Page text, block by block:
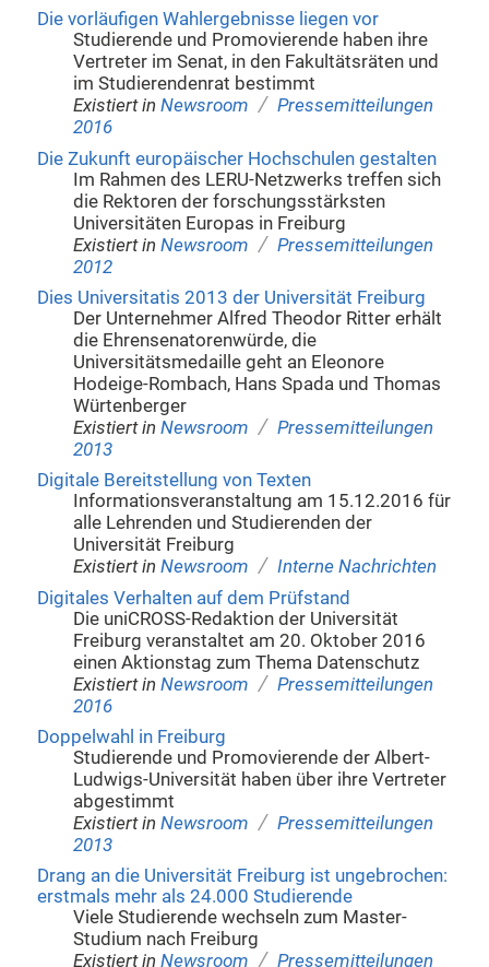
Die vorläufigen Wahlergebnisse liegen vor
Studierende und Promovierende haben ihre
Vertreter im Senat, in den Fakultätsräten und
im Studierendenrat bestimmt
Existiert in Newsroom / Pressemitteilungen
2016
Die Zukunft europäischer Hochschulen gestalten
Im Rahmen des LERU-Netzwerks treffen sich
die Rektoren der forschungsstärksten
Universitäten Europas in Freiburg
Existiert in Newsroom / Pressemitteilungen
2012
Dies Universitatis 2013 der Universität Freiburg
Der Unternehmer Alfred Theodor Ritter erhält
die Ehrensenatorenwürde, die
Universitätsmedaille geht an Eleonore
Hodeige-Rombach, Hans Spada und Thomas
Würtenberger
Existiert in Newsroom / Pressemitteilungen
2013
Digitale Bereitstellung von Texten
Informationsveranstaltung am 15.12.2016 für
alle Lehrenden und Studierenden der
Universität Freiburg
Existiert in Newsroom / Interne Nachrichten
Digitales Verhalten auf dem Prüfstand
Die uniCROSS-Redaktion der Universität
Freiburg veranstaltet am 20. Oktober 2016
einen Aktionstag zum Thema Datenschutz
Existiert in Newsroom / Pressemitteilungen
2016
Doppelwahl in Freiburg
Studierende und Promovierende der Albert-
Ludwigs-Universität haben über ihre Vertreter
abgestimmt
Existiert in Newsroom / Pressemitteilungen
2013
Drang an die Universität Freiburg ist ungebrochen:
erstmals mehr als 24.000 Studierende
Viele Studierende wechseln zum Master-
Studium nach Freiburg
Existiert in Newsroom / Pressemitteilungen